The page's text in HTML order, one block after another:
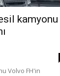
kamyonu
Volvo FH'in